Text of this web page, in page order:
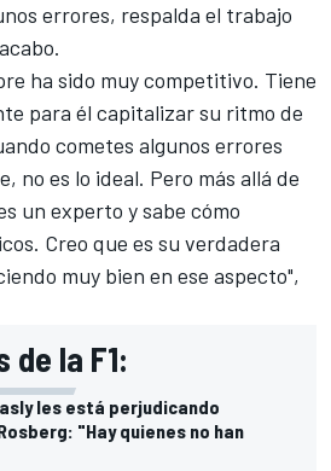
errores, respalda el trabajo
ha sido muy competitivo. Tiene
para él capitalizar su ritmo de
cometes algunos errores
no es lo ideal. Pero más allá de
un experto y sabe cómo
Creo que es su verdadera
muy bien en ese aspecto",
de la F1:
les está perjudicando
"Hay quienes no han